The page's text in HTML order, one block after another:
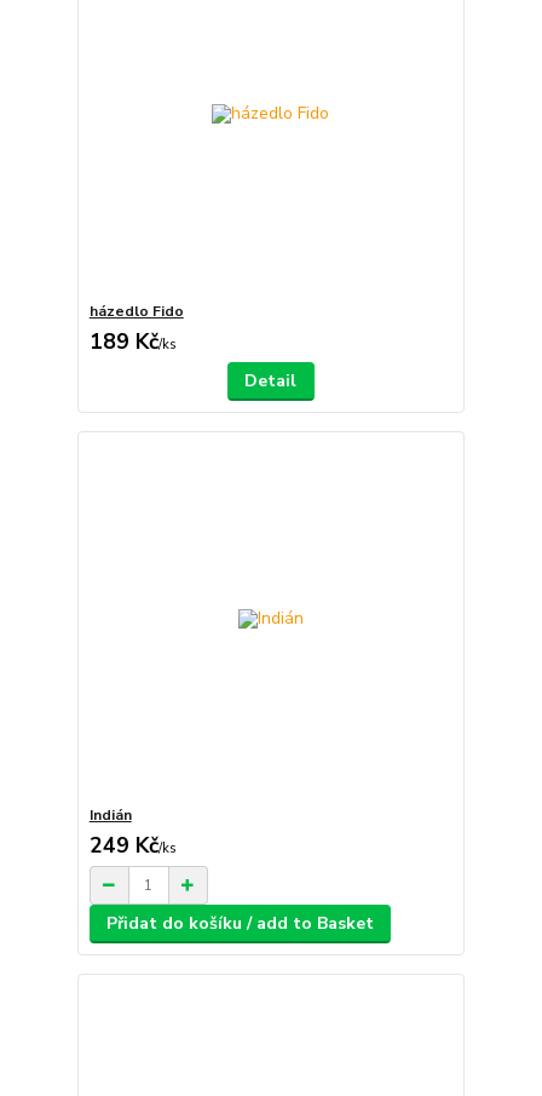
házedlo Fido
189 Kč/ks
Detail
Indián
249 Kč/ks
Přidat do košíku / add to Basket